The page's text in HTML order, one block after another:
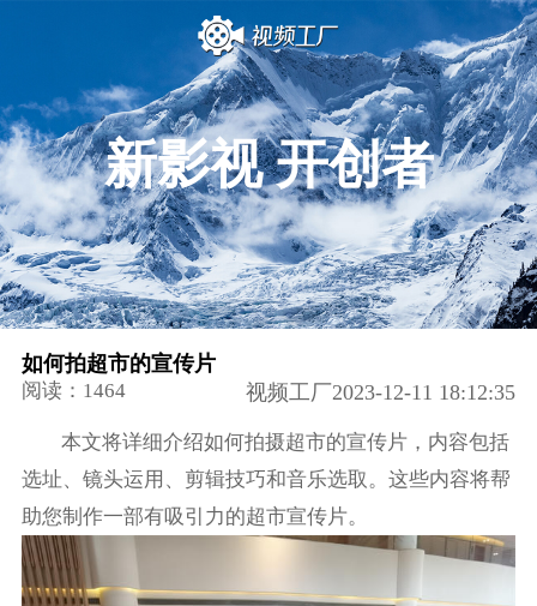
新影视 开创者
如何拍超市的宣传片
阅读：1464 视频工厂2023-12-11 18:12:35
本文将详细介绍如何拍摄超市的宣传片，内容包括
选址、镜头运用、剪辑技巧和音乐选取。这些内容将帮
助您制作一部有吸引力的超市宣传片。